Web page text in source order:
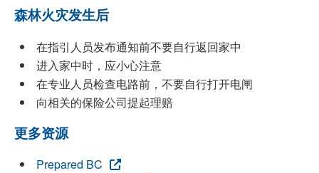
森林火灾发生后
在指引人员发布通知前不要自行返回家中
进入家中时，应小心注意
在专业人员检查电路前，不要自行打开电闸
向相关的保险公司提起理赔
更多资源
Prepared BC